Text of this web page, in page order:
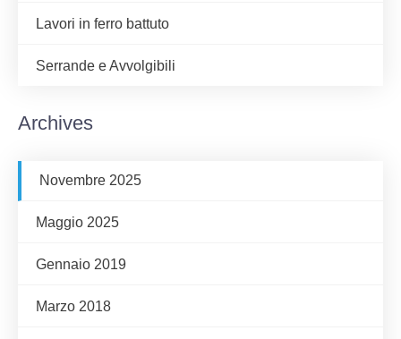
Lavori in ferro battuto
Serrande e Avvolgibili
Archives
Novembre 2025
Maggio 2025
Gennaio 2019
Marzo 2018